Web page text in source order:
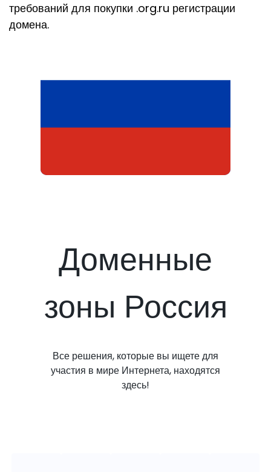
требований для покупки .org.ru регистрации
домена.
Доменные
зоны Россия
Все решения, которые вы ищете для
участия в мире Интернета, находятся
здесь!